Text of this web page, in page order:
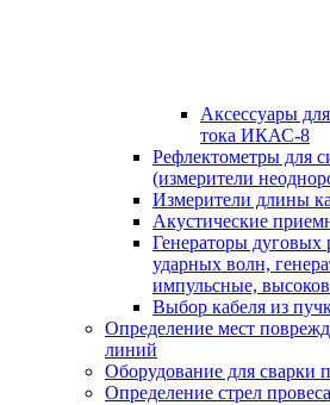
Аксессуары
тока ИКАС-8
Рефлектометры для
(измерители
Измерители длины
Акустические
Генераторы дуговых
ударных волн,
импульсные,
Выбор кабеля из
Определение мест
линий
Оборудование для сварки
Определение стрел